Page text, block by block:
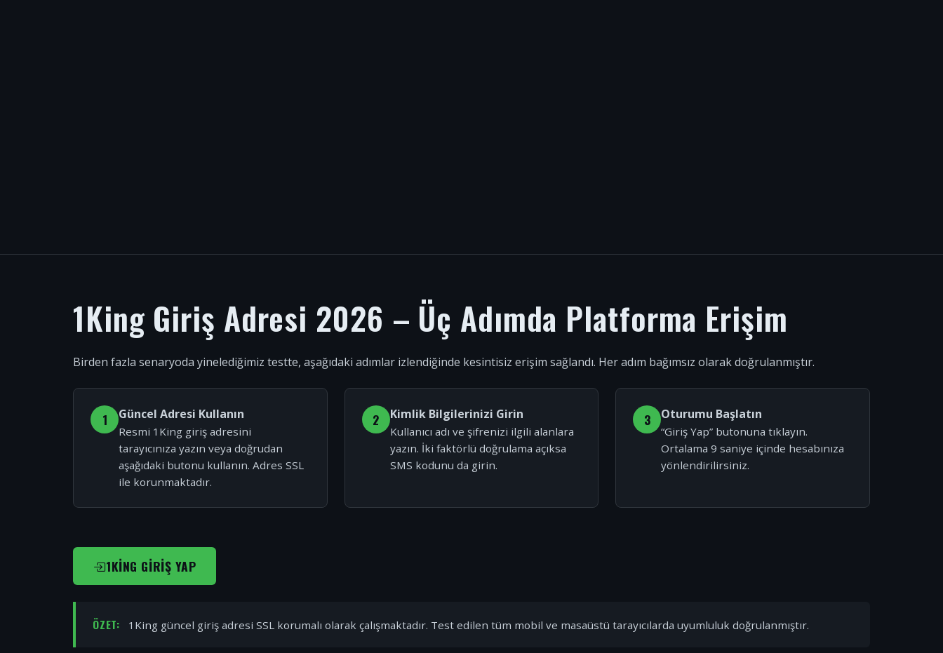
1King Giriş Adresi 2026 – Üç Adımda Platforma Erişim
Birden fazla senaryoda yinelediğimiz testte, aşağıdaki adımlar izlendiğinde kesintisiz erişim sağlandı. Her adım bağımsız olarak doğrulanmıştır.
1 Güncel Adresi Kullanın
Resmi 1King giriş adresini
tarayıcınıza yazın veya doğrudan
aşağıdaki butonu kullanın. Adres SSL
ile korunmaktadır.
2 Kimlik Bilgilerinizi Girin
Kullanıcı adı ve şifrenizi ilgili alanlara
yazın. İki faktörlü doğrulama açıksa
SMS kodunu da girin.
3 Oturumu Başlatın
“Giriş Yap” butonuna tıklayın.
Ortalama 9 saniye içinde hesabınıza
yönlendirilirsiniz.
1KING GIRIŞ YAP
ÖZET: 1King güncel giriş adresi SSL korumalı olarak çalışmaktadır. Test edilen tüm mobil ve masaüstü tarayıcılarda uyumluluk doğrulanmıştır.